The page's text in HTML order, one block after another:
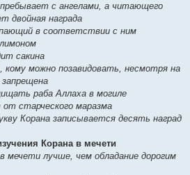
с ангелами, а читающего
двойная награда
в соответствии с ним
сакина
кому можно позавидовать, несмотря на
раба Аллаха в могиле
старческого маразма
Корана записывается десять наград
Корана в мечети
мечети лучше, чем обладание дорогим